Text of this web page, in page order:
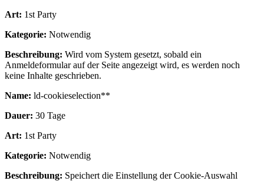
Art: 1st Party
Kategorie: Notwendig
Beschreibung: Wird vom System gesetzt, sobald ein
Anmeldeformular auf der Seite angezeigt wird, es werden noch
keine Inhalte geschrieben.
Name: ld-cookieselection**
Dauer: 30 Tage
Art: 1st Party
Kategorie: Notwendig
Beschreibung: Speichert die Einstellung der Cookie-Auswahl